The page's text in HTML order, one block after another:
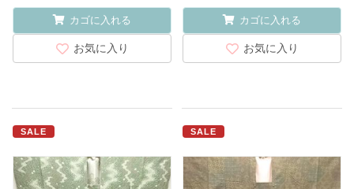
カゴに入れる
お気に入り
カゴに入れる
お気に入り
SALE SALE